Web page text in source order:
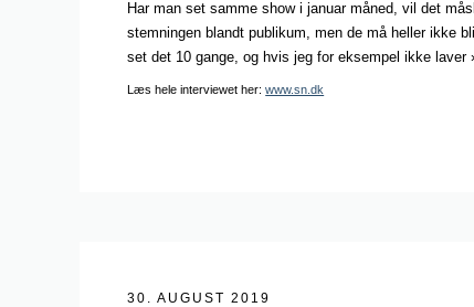
Har man set samme show i januar måned, vil det
stemningen blandt publikum, men de må heller ikke
set det 10 gange, og hvis jeg for eksempel ikke laver
Læs hele interviewet her:www.sn.dk
30. AUGUST 2019